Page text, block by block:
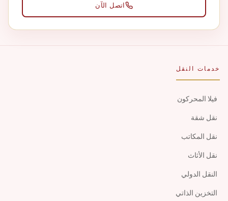
اتصل الآن
خدمات النقل
فيلا المحركون
نقل شقة
نقل المكاتب
نقل الأثاث
النقل الدولي
التخزين الذاتي